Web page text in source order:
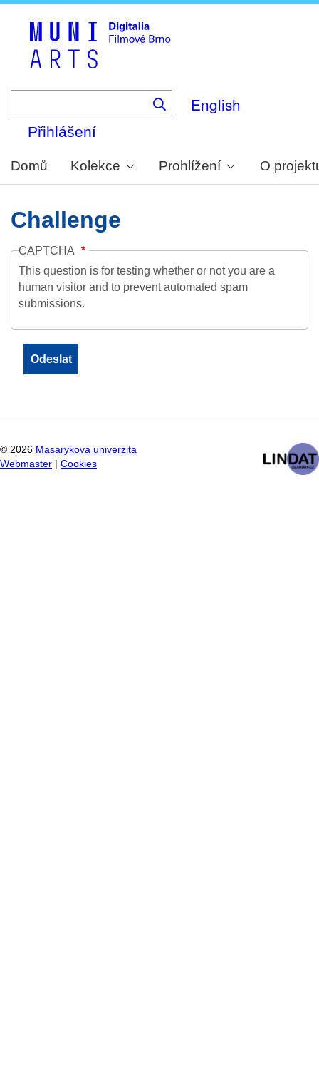
English
Přihlášení
Domů Kolekce Prohlížení O
Challenge
CAPTCHA
This question is for testing whether or not you are a
human visitor and to prevent automated spam
submissions.
© 2026 Masarykova univerzita
Webmaster
Cookies